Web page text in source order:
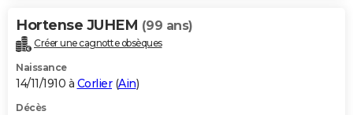
Hortense JUHEM (99 ans)
Créer une cagnotte obsèques
Naissance
14/11/1910 à Corlier(Ain)
Décès